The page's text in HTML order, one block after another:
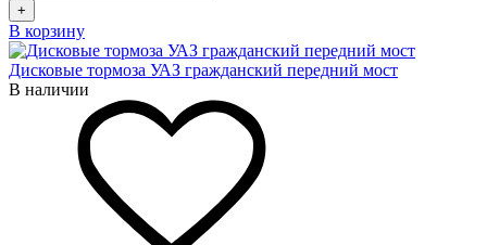
+
В корзину
Дисковые тормоза УАЗ гражданский передний мост
В наличии